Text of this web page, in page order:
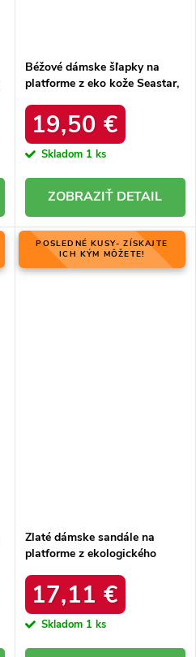
Béžové dámske šľapky na
platforme z eko kože Seastar,
19,50 €
Skladom 1 ks
DETAIL
POSLEDNÉ KUSY- ZÍSKAJTE
ICH KÝM MÔŽETE!
Zlaté dámske sandále na
platforme z ekologického
JH336GO
17,11 €
Skladom 1 ks